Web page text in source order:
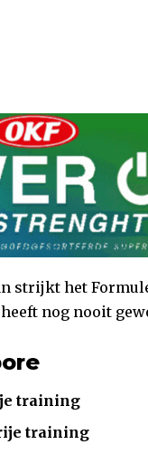
strijkt het
nog nooit
training
training